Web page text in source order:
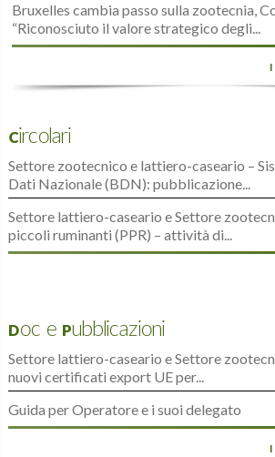
Bruxelles cambia passo sulla zootecnia,
“Riconosciuto il valore strategico degli...
Circolari
Settore zootecnico e lattiero-caseario –
Dati Nazionale (BDN): pubblicazione...
Settore lattiero-caseario e Settore
piccoli ruminanti (PPR) – attività di...
Doc e Pubblicazioni
Settore lattiero-caseario e Settore
nuovi certificati export UE per...
Guida per Operatore e i suoi delegato